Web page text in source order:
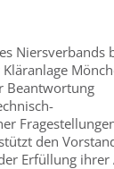
Niersverbands
Beantwortung
den
Erfüllung ihrer